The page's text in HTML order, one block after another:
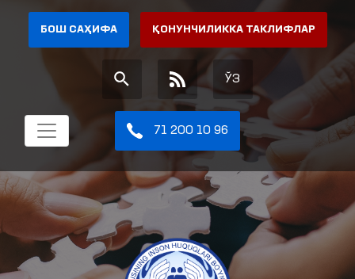
БОШ САҲИФА ҚОНУНЧИЛИККА ТАКЛИФЛАР
ЎЗ
71 200 10 96